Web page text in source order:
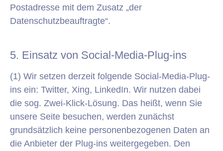
Postadresse mit dem Zusatz „der
Datenschutzbeauftragte“.
5. Einsatz von Social-Media-Plug-ins
(1) Wir setzen derzeit folgende Social-Media-Plug-
ins ein: Twitter, Xing, LinkedIn. Wir nutzen dabei
die sog. Zwei-Klick-Lösung. Das heißt, wenn Sie
unsere Seite besuchen, werden zunächst
grundsätzlich keine personenbezogenen Daten an
die Anbieter der Plug-ins weitergegeben. Den